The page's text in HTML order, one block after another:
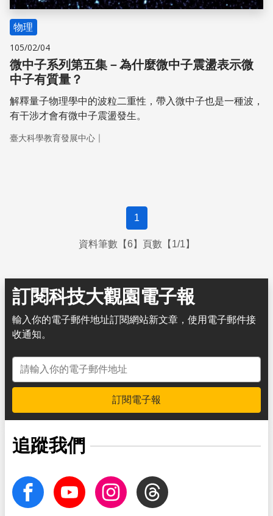
物理
105/02/04
微中子系列第五集－為什麼微中子震盪表示微
中子有質量？
解釋量子物理學中的波粒二重性，帶入微中子也是一種波，
有干涉才會有微中子震盪發生。
臺大科學教育發展中心 ｜
1
資料筆數【6】頁數【1/1】
訂閱科技大觀園電子報
輸入你的電子郵件地址訂閱網站新文章，使用電子郵件接
收通知。
電子郵件地址
訂閱電子報
追蹤我們
facebook Youtube InstagramThreads